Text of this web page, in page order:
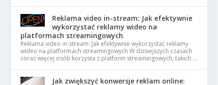
Reklama video in-stream: Jak efektywnie
wykorzystać reklamy wideo na
platformach streamingowych
Reklama video in-stream: Jak efektywnie wykorzystać reklamy
wideo na platformach streamingowych W dzisiejszych czasach
coraz więcej osób korzysta z platform streamingowych, takich …
Jak zwiększyć konwersje reklam online: